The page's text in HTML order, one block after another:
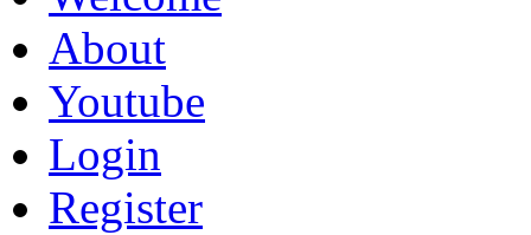
About
Youtube
Login
Register